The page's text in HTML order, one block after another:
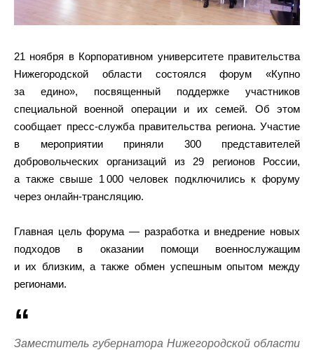
21 ноября в Корпоративном университете правительства
Нижегородской области состоялся форум «Купно
за едино», посвященный поддержке участников
специальной военной операции и их семей. Об этом
сообщает пресс-служба правительства региона. Участие
в мероприятии приняли 300 представителей
добровольческих организаций из 29 регионов России,
а также свыше 1 000 человек подключились к форуму
через онлайн-трансляцию.
Главная цель форума — разработка и внедрение новых
подходов в оказании помощи военнослужащим
и их близким, а также обмен успешным опытом между
регионами.
Заместитель губернатора Нижегородской области